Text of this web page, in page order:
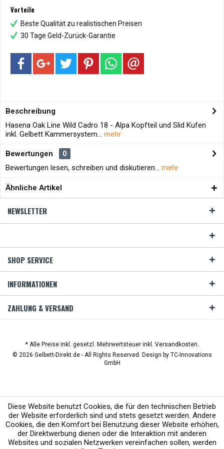
Vorteile
Beste Qualität zu realistischen Preisen
30 Tage Geld-Zurück-Garantie
Beschreibung
Hasena Oak Line Wild Cadro 18 - Alpa Kopfteil und Slid Kufen
inkl. Gelbett Kammersystem... mehr
Bewertungen
0
Bewertungen lesen, schreiben und diskutieren... mehr
Ähnliche Artikel
NEWSLETTER
SHOP SERVICE
INFORMATIONEN
ZAHLUNG & VERSAND
* Alle Preise inkl. gesetzl. Mehrwertsteuer inkl. Versandkosten.
© 2026 Gelbett-Direkt.de - All Rights Reserved. Design by TC-Innovations
GmbH
Diese Website benutzt Cookies, die für den technischen Betrieb
der Website erforderlich sind und stets gesetzt werden. Andere
Cookies, die den Komfort bei Benutzung dieser Website erhöhen,
der Direktwerbung dienen oder die Interaktion mit anderen
Websites und sozialen Netzwerken vereinfachen sollen, werden